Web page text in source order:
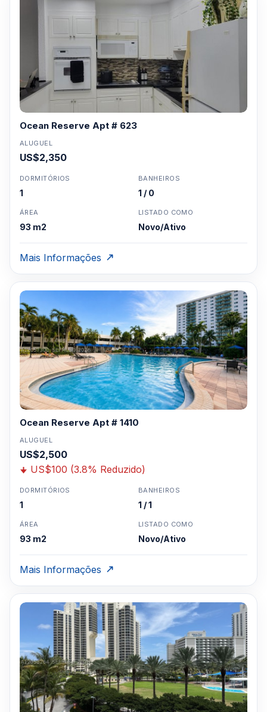
Ocean Reserve Apt # 623
ALUGUEL
US$2,350
DORMITÓRIOS
1
BANHEIROS
1 / 0
ÁREA
93 m2
LISTADO COMO
Novo/Ativo
Mais Informações
Ocean Reserve Apt # 1410
ALUGUEL
US$2,500
US$100 (3.8% Reduzido)
DORMITÓRIOS
1
BANHEIROS
1 / 1
ÁREA
93 m2
LISTADO COMO
Novo/Ativo
Mais Informações